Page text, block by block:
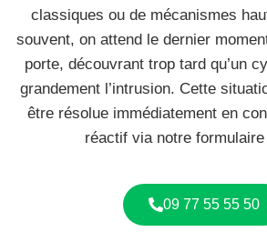
classiques ou de mécanismes
souvent, on attend le dernier
porte, découvrant trop tard qu’un
grandement l’intrusion. Cette
être résolue immédiatement en
réactif via notre formulaire
09 77 55 55 50